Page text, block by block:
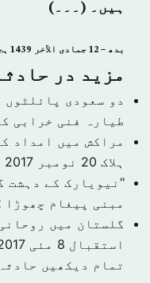
ہیں۔ (۔۔۔)
بدھ – 12 جمادى الآخر 1439 ہجری – 28 فروری 2018ء شمارہ: [14337]
مزید در
دو سعودی پائلٹوں
طیارہ فنی خرابی
ہلاک 20 نومبر 2017
"نیویارک کے دہشت
مبنی پیغام چھوڑا 2
گلستان میں
استقبال 8 مئی 2017
تمام دیکھیں